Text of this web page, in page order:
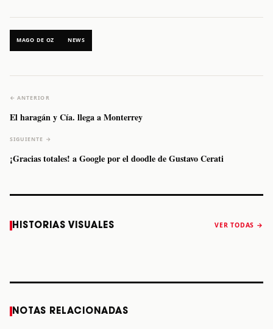
MAGO DE OZ NEWS
← ANTERIOR
El haragán y Cía. llega a Monterrey
SIGUIENTE →
¡Gracias totales! a Google por el doodle de Gustavo Cerati
HISTORIAS VISUALES VER TODAS →
a Monterrey el
Staiti, guitarrista
anuncia “Reality
NOTAS RELACIONADAS